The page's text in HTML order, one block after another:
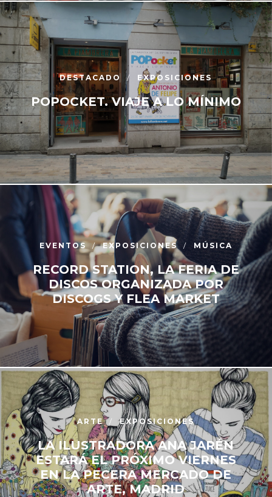
DESTACADO EXPOSICIONES
POPOCKET. VIAJE A LO MÍNIMO
EVENTOS EXPOSICIONES MÚSICA
RECORD STATION, LA FERIA DE
DISCOS ORGANIZADA POR
DISCOGS Y FLEA MARKET
ARTE EXPOSICIONES
LA ILUSTRADORA ANA JARÉN
ESTARÁ EL PRÓXIMO VIERNES
EN LA PECERA MERCADO DE
ARTE, MADRID